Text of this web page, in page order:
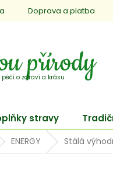
Doprava a platba
stravy
ENERGY Stálá